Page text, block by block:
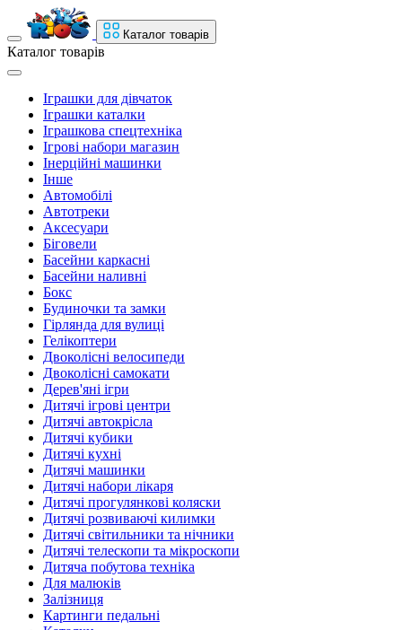
Каталог товарів
Каталог товарів
Іграшки для дівчаток
Іграшки каталки
Іграшкова спецтехніка
Ігрові набори магазин
Інерційні машинки
Інше
Автомобілі
Автотреки
Аксесуари
Біговели
Басейни каркасні
Басейни наливні
Бокс
Будиночки та замки
Гірлянда для вулиці
Гелікоптери
Двоколісні велосипеди
Двоколісні самокати
Дерев'яні ігри
Дитячі ігрові центри
Дитячі автокрісла
Дитячі кубики
Дитячі кухні
Дитячі машинки
Дитячі набори лікаря
Дитячі прогулянкові коляски
Дитячі розвиваючі килимки
Дитячі світильники та нічники
Дитячі телескопи та мікроскопи
Дитяча побутова техніка
Для малюків
Залізниця
Картинги педальні